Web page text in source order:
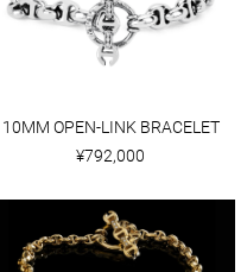
10MM OPEN-LINK BRACELET
¥792,000